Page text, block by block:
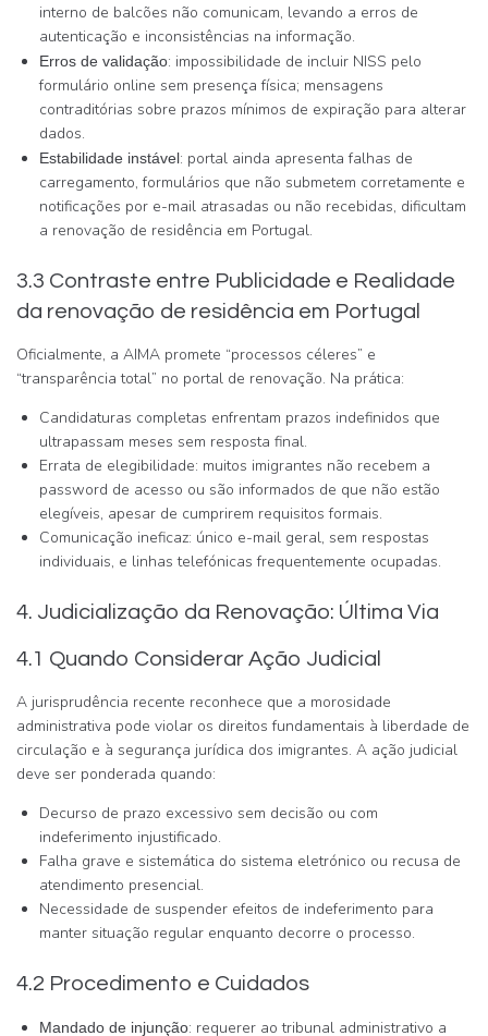
interno de balcões não comunicam, levando a erros de
autenticação e inconsistências na informação.
Erros de validação: impossibilidade de incluir NISS pelo
formulário online sem presença física; mensagens
contraditórias sobre prazos mínimos de expiração para alterar
dados.
Estabilidade instável: portal ainda apresenta falhas de
carregamento, formulários que não submetem corretamente e
notificações por e-mail atrasadas ou não recebidas, dificultam
a renovação de residência em Portugal.
3.3 Contraste entre Publicidade e Realidade
da renovação de residência em Portugal
Oficialmente, a AIMA promete “processos céleres” e
“transparência total” no portal de renovação. Na prática:
Candidaturas completas enfrentam prazos indefinidos que
ultrapassam meses sem resposta final.
Errata de elegibilidade: muitos imigrantes não recebem a
password de acesso ou são informados de que não estão
elegíveis, apesar de cumprirem requisitos formais.
Comunicação ineficaz: único e-mail geral, sem respostas
individuais, e linhas telefónicas frequentemente ocupadas.
4. Judicialização da Renovação: Última Via
4.1 Quando Considerar Ação Judicial
A jurisprudência recente reconhece que a morosidade
administrativa pode violar os direitos fundamentais à liberdade de
circulação e à segurança jurídica dos imigrantes. A ação judicial
deve ser ponderada quando:
Decurso de prazo excessivo sem decisão ou com
indeferimento injustificado.
Falha grave e sistemática do sistema eletrónico ou recusa de
atendimento presencial.
Necessidade de suspender efeitos de indeferimento para
manter situação regular enquanto decorre o processo.
4.2 Procedimento e Cuidados
Mandado de injunção: requerer ao tribunal administrativo a